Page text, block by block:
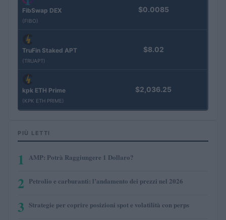
FibSwap DEX
(FIBO)
$0.0085
TruFin Staked APT
(TRUAPT)
$8.02
kpk ETH Prime
(KPK ETH PRIME)
$2,036.25
PIÙ LETTI
1 AMP: Potrà Raggiungere 1 Dollaro?
2 Petrolio e carburanti: l’andamento dei prezzi nel 2026
3 Strategie per coprire posizioni spot e volatilità con perps